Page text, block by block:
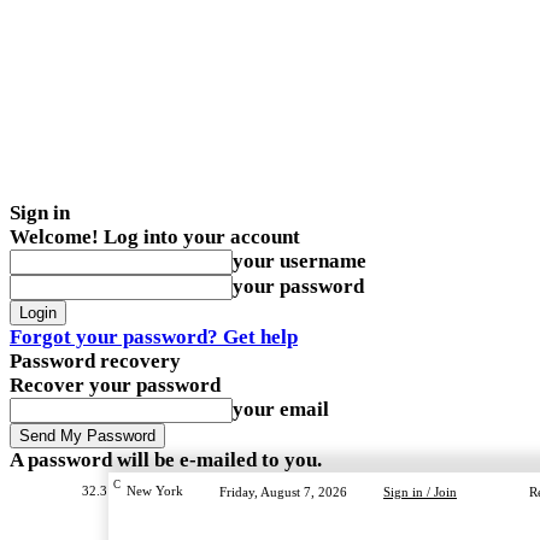
Sign in
Welcome! Log into your account
your username
your password
Forgot your password? Get help
Password recovery
Recover your password
your email
A password will be e-mailed to you.
32.3 C New York Friday, August 7, 2026 Sign in / Join